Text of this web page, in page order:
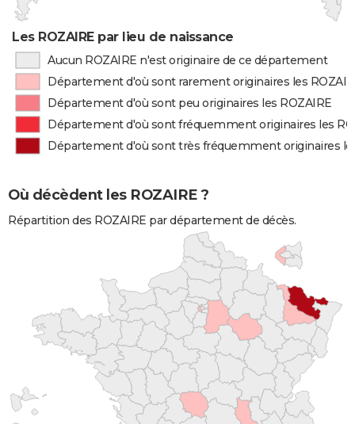
Les ROZAIRE par lieu de naissance
Aucun ROZAIRE n'est originaire de ce département
Département d'où sont rarement originaires les
Département d'où sont peu originaires les ROZAIRE
Département d'où sont fréquemment originaires les
Département d'où sont très fréquemment originaires
Où décèdent les ROZAIRE ?
Répartition des ROZAIRE par département de décès.